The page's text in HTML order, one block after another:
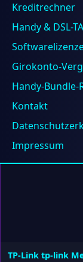
Kreditrechner
Handy & DSL-
Girokonto-
Handy-Bundle-
Kontakt
Impressum
TP-Link tp-link
34,18€
TP-Link tp-link